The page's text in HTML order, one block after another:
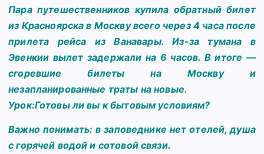
Пара путешественников купила обратный билет
из Красноярска в Москву всего через 4 часа после
прилета рейса из Ванавары. Из-за тумана в
Эвенкии вылет задержали на 6 часов. В итоге —
сгоревшие билеты на Москву и
незапланированные траты на новые.
Урок:Готовы ли вы к бытовым условиям?
Важно понимать: в заповеднике нет отелей, душа
с горячей водой и сотовой связи.